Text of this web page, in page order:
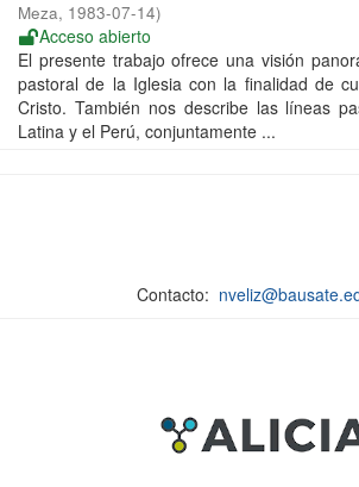
Meza, 1983-07-14)
Acceso abierto
El presente trabajo ofrece una visión
pastoral de la Iglesia con la finalidad de
Cristo. También nos describe las líneas
Latina y el Perú, conjuntamente ...
Contacto: